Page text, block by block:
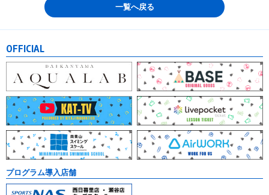
一覧へ戻る
OFFICIAL
プログラム導入店舗